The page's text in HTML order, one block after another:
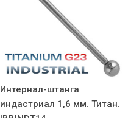
Интернал-штанга
индастриал 1,6 мм. Титан.